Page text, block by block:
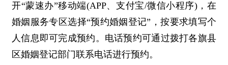
开“蒙速办”移动端(APP、支付宝/微信小程序)，在
婚姻服务专区选择“预约婚姻登记”，按要求填写个
人信息即可完成预约。电话预约可通过拨打各旗县
区婚姻登记部门联系电话进行预约。